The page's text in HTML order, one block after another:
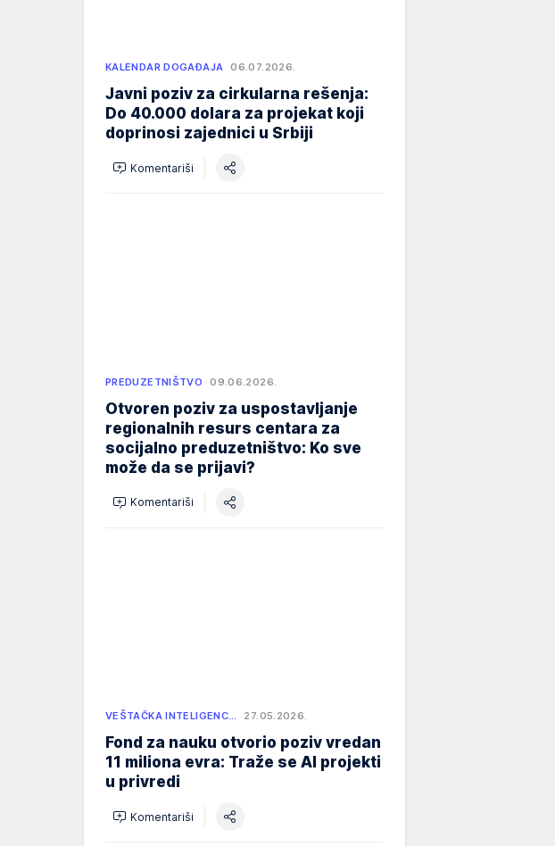
KALENDAR DOGAĐAJA 06.07.2026.
Javni poziv za cirkularna rešenja:
Do 40.000 dolara za projekat koji
doprinosi zajednici u Srbiji
Komentariši
PREDUZETNIŠTVO 09.06.2026.
Otvoren poziv za uspostavljanje
regionalnih resurs centara za
socijalno preduzetništvo: Ko sve
može da se prijavi?
Komentariši
VEŠTAČKA INTELIGENC… 27.05.2026.
Fond za nauku otvorio poziv vredan
11 miliona evra: Traže se AI projekti
u privredi
Komentariši